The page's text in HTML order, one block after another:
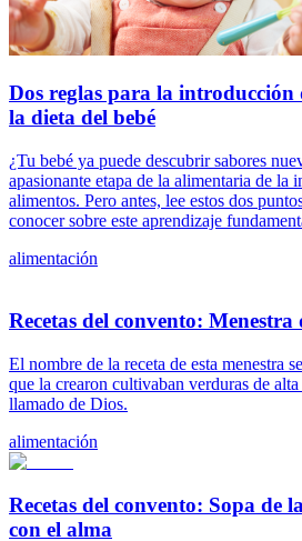
Dos reglas para la introducción
la dieta del bebé
¿Tu bebé ya puede descubrir sabores
apasionante etapa de la alimentaria de la
alimentos. Pero antes, lee estos dos
conocer sobre este aprendizaje
alimentación
Recetas del convento:
El nombre de la receta de esta menestra
que la crearon cultivaban verduras de
llamado de Dios.
alimentación
Recetas del convento: Sopa de
con el alma